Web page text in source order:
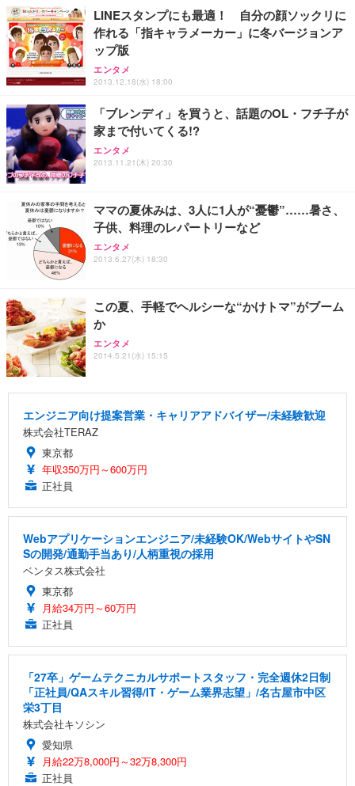
LINEスタンプにも最適！ 自分の顔ソックリに
作れる「指キャラメーカー」に冬バージョンア
ップ版
エンタメ
2013.12.18(水) 18:00
「ブレンディ」を買うと、話題のOL・フチ子が
家まで付いてくる!?
エンタメ
2013.11.21(木) 20:30
ママの夏休みは、3人に1人が“憂鬱”……暑さ、
子供、料理のレパートリーなど
エンタメ
2013.6.27(木) 18:30
この夏、手軽でヘルシーな“かけトマ”がブーム
か
エンタメ
2014.5.21(水) 15:15
エンジニア向け提案営業・キャリアアドバイザー/未経験歓迎
株式会社TERAZ
東京都
年収350万円～600万円
正社員
Webアプリケーションエンジニア/未経験OK/WebサイトやSN
Sの開発/通勤手当あり/人柄重視の採用
ベンタス株式会社
東京都
月給34万円～60万円
正社員
「27卒」ゲームテクニカルサポートスタッフ・完全週休2日制
「正社員/QAスキル習得/IT・ゲーム業界志望」/名古屋市中区
栄3丁目
株式会社キソシン
愛知県
月給22万8,000円～32万8,300円
正社員